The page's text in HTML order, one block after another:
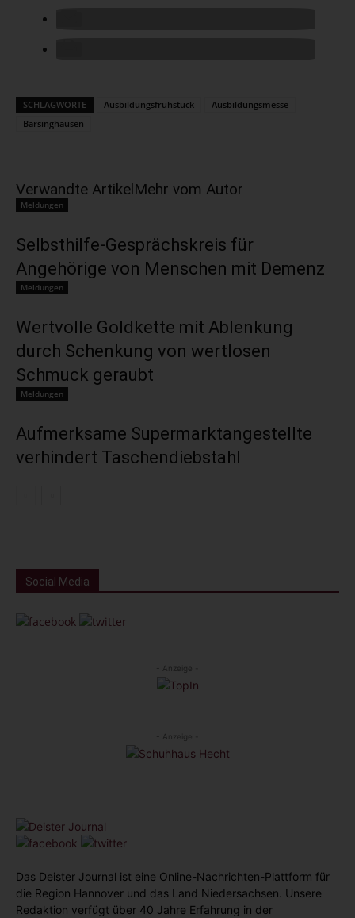
SCHLAGWORTE Ausbildungsfrühstück
Ausbildungsmesse
Barsinghausen
Verwandte ArtikelMehr vom Autor
Meldungen
Selbsthilfe-Gesprächskreis für
Angehörige von Menschen mit Demenz
Meldungen
Wertvolle Goldkette mit Ablenkung
durch Schenkung von wertlosen
Schmuck geraubt
Meldungen
Aufmerksame Supermarktangestellte
verhindert Taschendiebstahl
Social Media
- Anzeige -
- Anzeige -
Das Deister Journal ist eine Online-Nachrichten-Plattform für
die Region Hannover und das Land Niedersachsen. Unsere
Redaktion verfügt über 40 Jahre Erfahrung in der